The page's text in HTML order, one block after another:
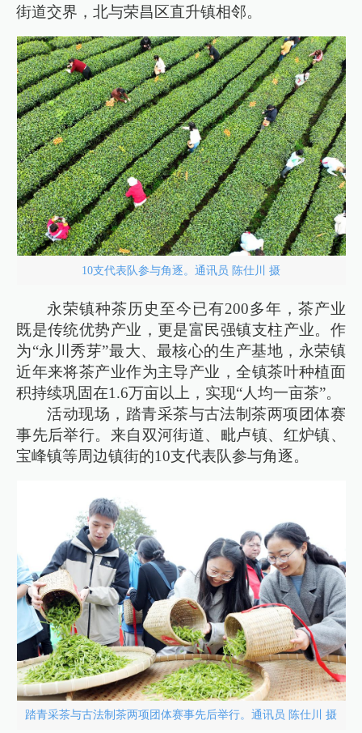
街道交界，北与荣昌区直升镇相邻。
10支代表队参与角逐。通讯员 陈仕川 摄
永荣镇种茶历史至今已有200多年，茶产业
既是传统优势产业，更是富民强镇支柱产业。作
为“永川秀芽”最大、最核心的生产基地，永荣镇
近年来将茶产业作为主导产业，全镇茶叶种植面
积持续巩固在1.6万亩以上，实现“人均一亩茶”。
活动现场，踏青采茶与古法制茶两项团体赛
事先后举行。来自双河街道、毗卢镇、红炉镇、
宝峰镇等周边镇街的10支代表队参与角逐。
踏青采茶与古法制茶两项团体赛事先后举行。通讯员 陈仕川 摄